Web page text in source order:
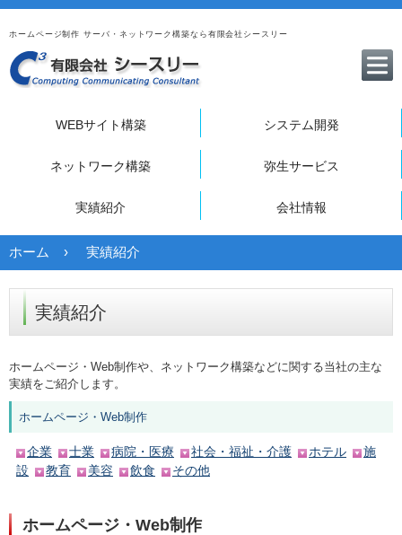
ホームページ制作 サーバ・ネットワーク構築なら有限会社シースリー
WEBサイト構築 システム開発
ネットワーク構築 弥生サービス
実績紹介 会社情報
ホーム 実績紹介
実績紹介
ホームページ・Web制作や、ネットワーク構築などに関する当社の主な
実績をご紹介します。
ホームページ・Web制作
企業 士業 病院・医療 社会・福祉・介護 ホテル
施
設
教育 美容 飲食 その他
ホームページ・Web制作